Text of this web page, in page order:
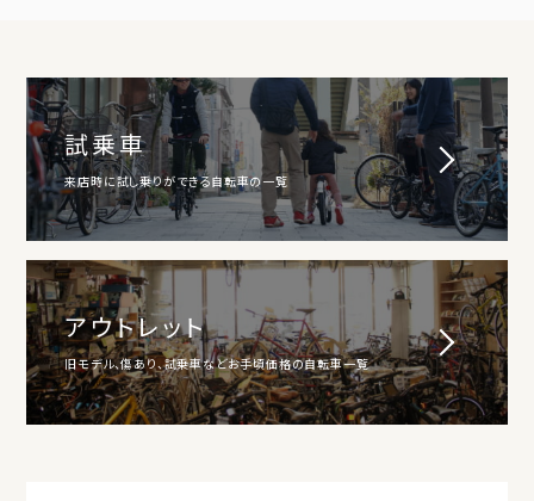
試乗車
来店時に試し乗りができる自転車の一覧
アウトレット
旧モデル、傷あり、試乗車などお手頃価格の自転車一覧